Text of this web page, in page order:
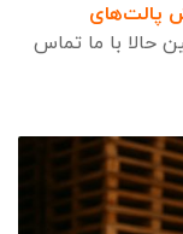
پالت‌های
حالا با ما تماس